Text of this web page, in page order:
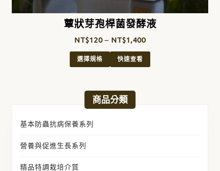
蕈狀芽孢桿菌發酵液
NT$120 – NT$1,400
選擇規格 快速查看
商品分類
基本防蟲抗病保養系列
營養與促進生長系列
精品特調栽培介質